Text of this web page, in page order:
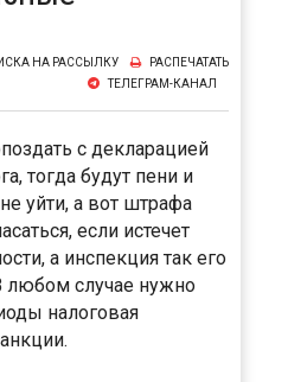
РАСПЕЧАТАТЬ
НА РАССЫЛКУ
ТЕЛЕГРАМ-КАНАЛ
с декларацией
тогда будут пени и
уйти, а вот штрафа
если истечет
а инспекция так его
любом случае нужно
налоговая